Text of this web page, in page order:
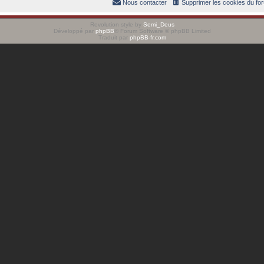
Supprimer les cookies du
Nous contacter
Revolution style by Semi_Deus
Développé par phpBB ® Forum Software © phpBB Limited
Traduit par phpBB-fr.com